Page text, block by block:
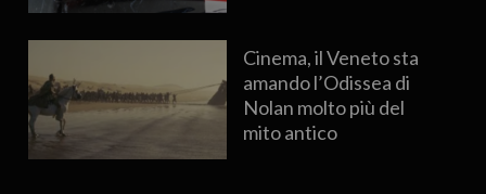
Cinema, il Veneto sta
amando l’Odissea di
Nolan molto più del
mito antico